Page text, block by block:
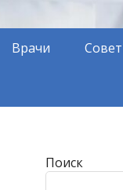
Врачи
Поиск